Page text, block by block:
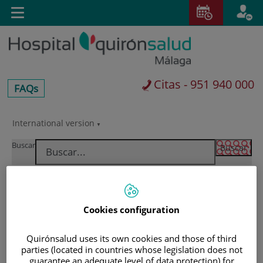
Saltar al contenido
Saltar
contenido
International version
centros-
faq
FAQs Citas - 951 940 000
Buscar
Toggle
navigation
Cookies configuration
Quirónsalud uses its own cookies and those of third
parties (located in countries whose legislation does not
guarantee an adequate level of data protection) for